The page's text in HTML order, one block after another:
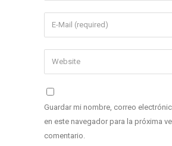
Guardar mi nombre, correo
en este navegador para la próxima
comentario.